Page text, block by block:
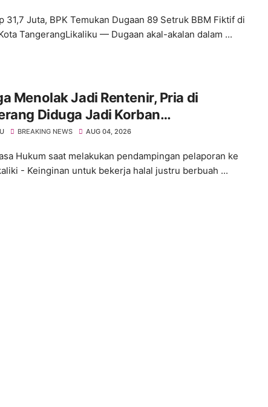
31,7 Juta, BPK Temukan Dugaan 89 Setruk BBM Fiktif di
TangerangLikaliku — Dugaan akal-akalan dalam ...
Menolak Jadi Rentenir, Pria di
Diduga Jadi Korban
Hingga Kritis
BREAKING NEWS AUG 04, 2026
Hukum saat melakukan pendampingan pelaporan ke
- Keinginan untuk bekerja halal justru berbuah ...